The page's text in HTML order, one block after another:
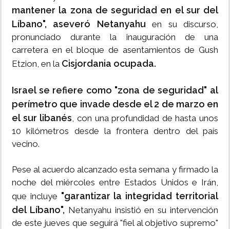
mantener la zona de seguridad en el sur del
Líbano", aseveró Netanyahuen su discurso,
pronunciado durante la inauguración de una
carretera en el bloque de asentamientos de Gush
Etzion, en la Cisjordania ocupada.
Israel se refiere como "zona de seguridad" al
perímetro que invade desde el 2 de marzo en
el sur libanés, con una profundidad de hasta unos
10 kilómetros desde la frontera dentro del país
vecino.
Pese al acuerdo alcanzado esta semana y firmado la
noche del miércoles entre Estados Unidos e Irán,
que incluye "garantizar la integridad territorial
del Líbano", Netanyahu insistió en su intervención
de este jueves que seguirá "fiel al objetivo supremo"